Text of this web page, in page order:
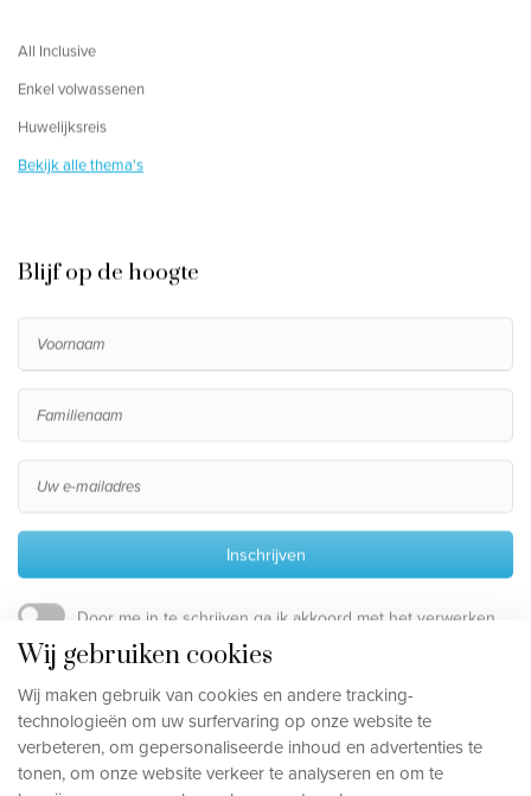
Wij gebruiken cookies
Wij maken gebruik van cookies en andere tracking-
technologieën om uw surfervaring op onze website te
verbeteren, om gepersonaliseerde inhoud en advertenties te
tonen, om onze website verkeer te analyseren en om te
All Inclusive
Enkel volwassenen
Huwelijksreis
Bekijk alle thema's
Blijf op de hoogte
Inschrijven
Door me in te schrijven ga ik akkoord met het verwerken
van mijn persoonsgegevens, die beschreven staan in de
privacy disclaimer.
Privacy disclaimer
Cookievoorkeuren aanpassen